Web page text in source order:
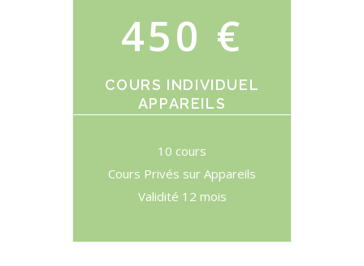
450 €
COURS INDIVIDUEL
APPAREILS
10 cours
Cours Privés sur Appareils
Validité 12 mois